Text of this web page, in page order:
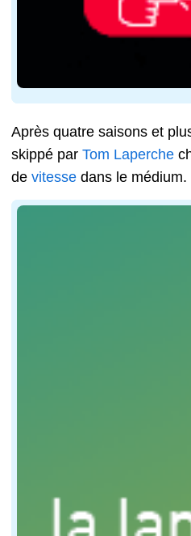
Après quatre saisons et
skippé par Tom Laperche
de vitesse dans le